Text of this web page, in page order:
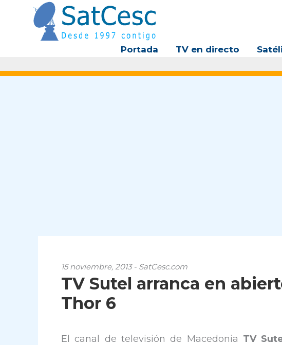
contenido
Portada TV en directo
15 noviembre, 2013 - SatCesc.com
TV Sutel arranca en
Thor 6
El canal de televisión de Macedonia TV